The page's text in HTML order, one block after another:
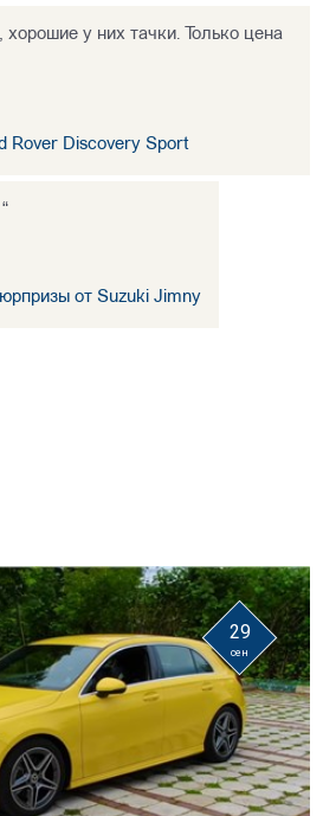
у них тачки. Только цена
Rover Discovery Sport
от Suzuki Jimny
29
сен